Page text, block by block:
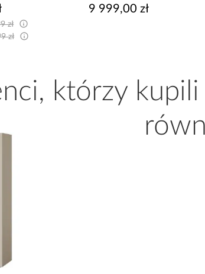
9 999,00 zł
którzy